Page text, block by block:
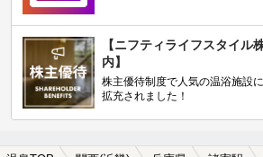
【ニフティライフスタイル
内】
株主優待制度で人気の温浴施設
拡充されました！